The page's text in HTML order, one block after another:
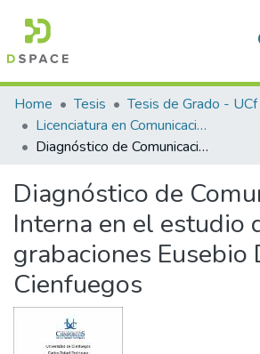
Communities & Collections
All of DSpace
Home Tesis
Tesis de Grado - UCf
Licenciatura en Comunicación Social
Diagnóstico de Comunicación Interna en el estudio de grabaciones Eusebio Delfín en Cienfuegos
Diagnóstico de
Interna en el estudio
grabaciones Eusebio
Cienfuegos